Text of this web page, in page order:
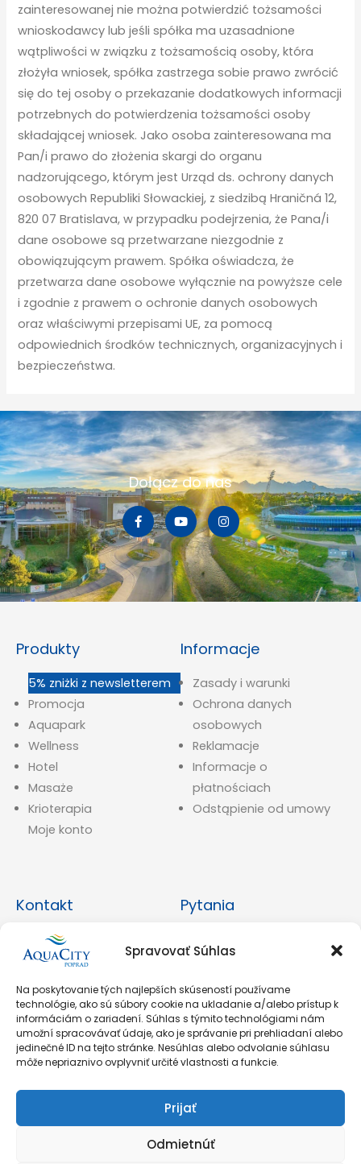
Spravovať Súhlas
Na poskytovanie tých najlepších skúseností používame
technológie, ako sú súbory cookie na ukladanie a/alebo prístup k
informáciám o zariadení. Súhlas s týmito technológiami nám
umožní spracovávať údaje, ako je správanie pri prehliadaní alebo
jedinečné ID na tejto stránke. Nesúhlas alebo odvolanie súhlasu
môže nepriaznivo ovplyvniť určité vlastnosti a funkcie.
Prijať
Odmietnúť
zainteresowanej nie można potwierdzić tożsamości
wnioskodawcy lub jeśli spółka ma uzasadnione
wątpliwości w związku z tożsamością osoby, która
złożyła wniosek, spółka zastrzega sobie prawo zwrócić
się do tej osoby o przekazanie dodatkowych informacji
potrzebnych do potwierdzenia tożsamości osoby
składającej wniosek. Jako osoba zainteresowana ma
Pan/i prawo do złożenia skargi do organu
nadzorującego, którym jest Urząd ds. ochrony danych
osobowych Republiki Słowackiej, z siedzibą Hraničná 12,
820 07 Bratislava, w przypadku podejrzenia, że Pana/i
dane osobowe są przetwarzane niezgodnie z
obowiązującym prawem. Spółka oświadcza, że
przetwarza dane osobowe wyłącznie na powyższe cele
i zgodnie z prawem o ochronie danych osobowych
oraz właściwymi przepisami UE, za pomocą
odpowiednich środków technicznych, organizacyjnych i
bezpieczeństwa.
Dołącz do nas
Produkty
5% zniżki z newsletterem
Promocja
Aquapark
Wellness
Hotel
Masaże
Krioterapia
Moje konto
Informacje
Zasady i warunki
Ochrona danych
osobowych
Reklamacje
Informacje o
płatnościach
Odstąpienie od umowy
Kontakt
+421 527 851 111
eshop@aquacity.sk
AquaCity Poprad
Športová 1397/1 05801
Poprad
Pytania
pytania
Moje konto
Skontaktuj Się Z
Nami
Copyright © 2026 ONLINE SHOP AquaCity Poprad